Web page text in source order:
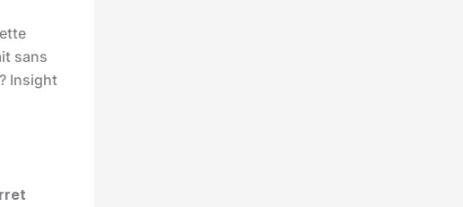
sans
Insight